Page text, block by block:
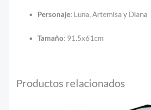
Personaje: Luna, Artemisa y Diana
Tamaño: 91.5x61cm
Productos relacionados